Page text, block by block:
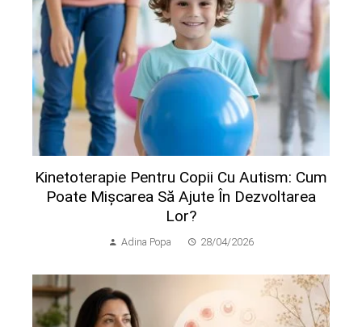
Kinetoterapie Pentru Copii Cu Autism: Cum
Poate Mișcarea Să Ajute În Dezvoltarea
Lor?
Adina Popa 28/04/2026